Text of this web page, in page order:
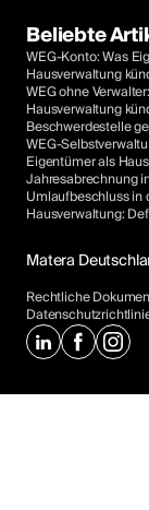
Beliebte
WEG-Konto: Was
Hausverwaltung
WEG ohne
Hausverwaltung
Beschwerdestelle
WEG-
Eigentümer als
Jahresabrechnung
Umlaufbeschluss in
Hausverwaltung:
Matera
Rechtliche